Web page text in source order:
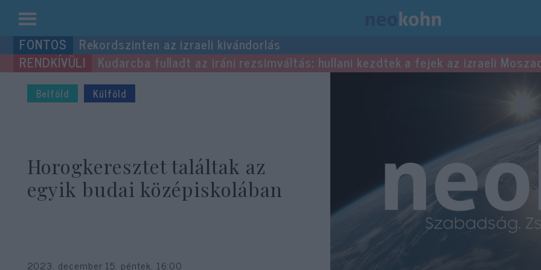
Kilépés
a
tartalomba
Rekordszinten az izraeli kivándorlás
Kudarcba fulladt az iráni rezsimváltás: hullani kezdtek a fejek az izraeli
Belföld Külföld
Horogkeresztet találtak az
egyik budai középiskolában
2023. december 15. péntek, 16:00